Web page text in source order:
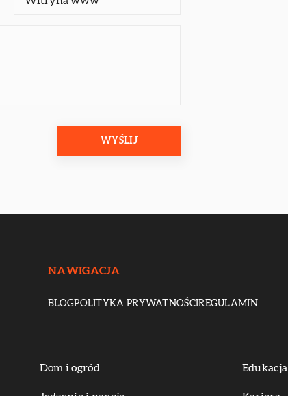
NAWIGACJA
BLOGPOLITYKA PRYWATNOŚCIREGULAMIN
Dom i ogród Edukacja